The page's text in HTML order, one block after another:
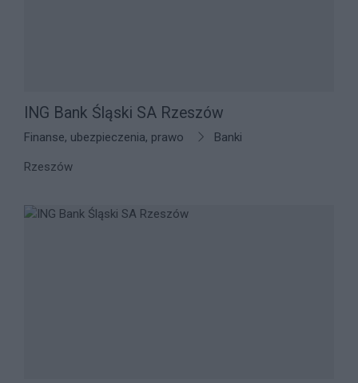
ING Bank Śląski SA Rzeszów
Finanse, ubezpieczenia, prawo Banki
Rzeszów